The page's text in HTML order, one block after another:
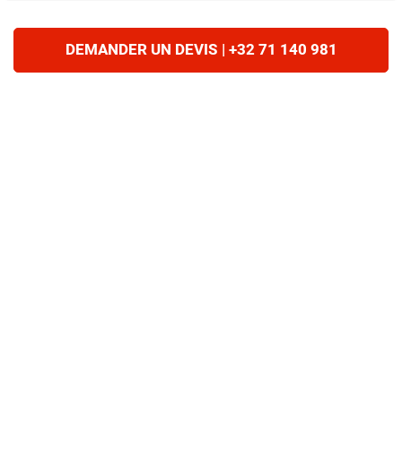
DEMANDER UN DEVIS | +32 71 140 981